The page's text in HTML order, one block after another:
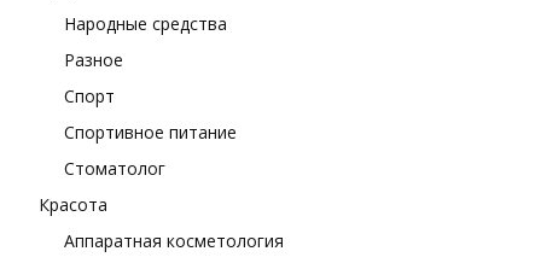
Народные средства
Разное
Спорт
Спортивное питание
Стоматолог
Красота
Аппаратная косметология